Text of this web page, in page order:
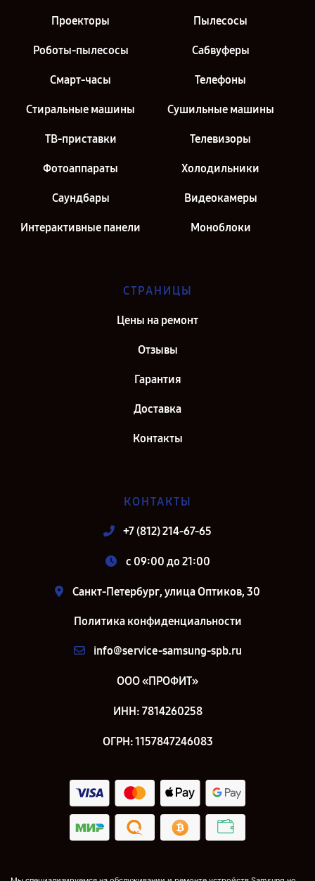
Проекторы Пылесосы
Роботы-пылесосы Сабвуферы
Смарт-часы Телефоны
Стиральные машины Сушильные машины
ТВ-приставки Телевизоры
Фотоаппараты Холодильники
Саундбары Видеокамеры
Интерактивные панели Моноблоки
СТРАНИЦЫ
Цены на ремонт
Отзывы
Гарантия
Доставка
Контакты
КОНТАКТЫ
+7 (812) 214-67-65
c 09:00 до 21:00
Санкт-Петербург, улица Оптиков, 30
Политика конфиденциальности
info@service-samsung-spb.ru
ООО «ПРОФИТ»
ИНН: 7814260258
ОГРН: 1157847246083